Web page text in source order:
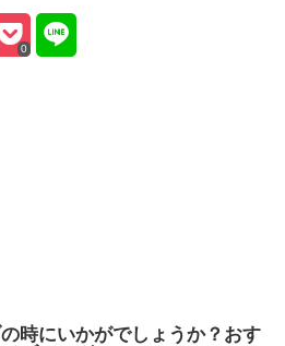
0
の時にいかがでしょうか？おす